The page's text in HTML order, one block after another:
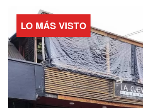
Cultura
Deportes
Economía
Entrevistas
LO MÁS VISTO